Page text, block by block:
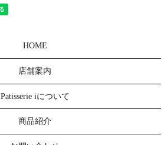
HOME
店舗案内
Patisserie iについて
商品紹介